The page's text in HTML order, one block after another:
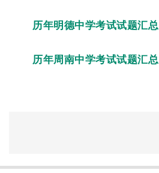
历年明德中学考试试题汇总
历年周南中学考试试题汇总